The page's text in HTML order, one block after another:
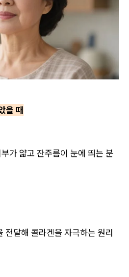
을 때
가 얇고 잔주름이 눈에 띄는 분
전달해 콜라겐을 자극하는 원리